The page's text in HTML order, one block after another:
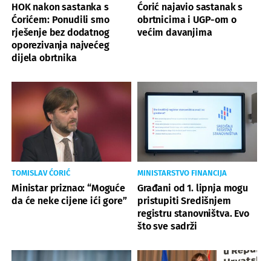
HOK nakon sastanka s
Ćorićem: Ponudili smo
rješenje bez dodatnog
oporezivanja najvećeg
dijela obrtnika
Ćorić najavio sastanak s
obrtnicima i UGP-om o
većim davanjima
TOMISLAV ĆORIĆ
Ministar priznao: “Moguće
da će neke cijene ići gore”
MINISTARSTVO FINANCIJA
Građani od 1. lipnja mogu
pristupiti Središnjem
registru stanovništva. Evo
što sve sadrži